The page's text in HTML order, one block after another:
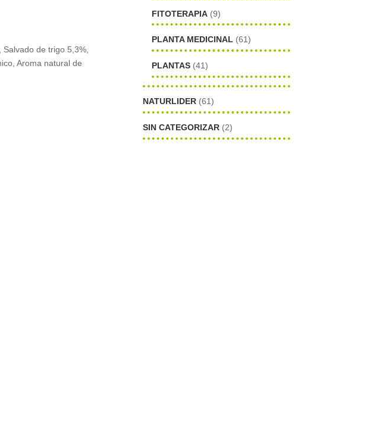
de trigo 5,3%,
Aroma natural de
FITOTERAPIA (9)
PLANTA MEDICINAL (61)
PLANTAS (41)
NATURLIDER (61)
SIN CATEGORIZAR (2)